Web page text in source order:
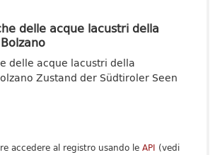
delle acque lacustri della
delle acque lacustri della
Zustand der Südtiroler Seen
accedere al registro usando le API (vedi